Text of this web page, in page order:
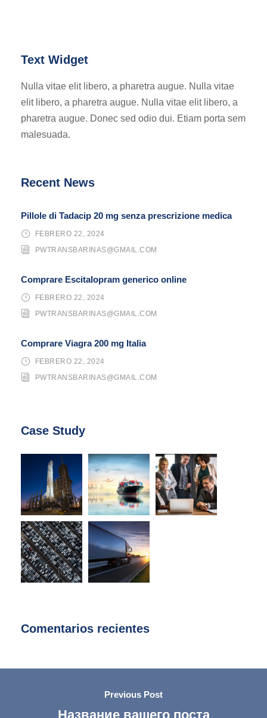
Text Widget
Nulla vitae elit libero, a pharetra augue. Nulla vitae
elit libero, a pharetra augue. Nulla vitae elit libero, a
pharetra augue. Donec sed odio dui. Etiam porta sem
malesuada.
Recent News
Pillole di Tadacip 20 mg senza prescrizione medica
FEBRERO 22, 2024
PWTRANSBARINAS@GMAIL.COM
Comprare Escitalopram generico online
FEBRERO 22, 2024
PWTRANSBARINAS@GMAIL.COM
Comprare Viagra 200 mg Italia
FEBRERO 22, 2024
PWTRANSBARINAS@GMAIL.COM
Case Study
Comentarios recientes
Previous Post
Название вашего поста